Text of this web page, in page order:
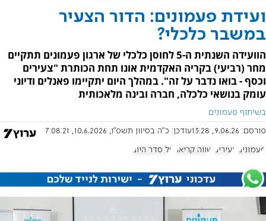
ועידת פעמונים: הדור הצעיר
במשבר כלכלי?
הוועידה השנתית ה-5 לחוסן כלכלי של ארגון פעמונים תתקיים
מחר (רביעי) בקריה האקדמית אונו תחת הכותרת "צעירים
וכסף - בואו נדבר על זה". במהלך היום יתקיימו פאנלים ודיוני
עומק בנושאי כלכלה, חברה ובינה מלאכותית
בשיתוף פעמונים
פורסם: 9.06.26, 13:28 עודכן: כ"ה בסיוון תשפ"ו, 10.6.2026, 7:08:21
פעמונים צעירים שווה קריאה על סדר היום